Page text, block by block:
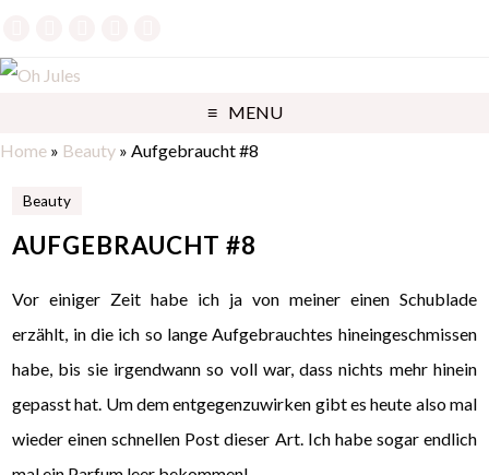
MENU
Home » Beauty » Aufgebraucht #8
Beauty
AUFGEBRAUCHT #8
Vor einiger Zeit habe ich ja von meiner einen Schublade
erzählt, in die ich so lange Aufgebrauchtes hineingeschmissen
habe, bis sie irgendwann so voll war, dass nichts mehr hinein
gepasst hat. Um dem entgegenzuwirken gibt es heute also mal
wieder einen schnellen Post dieser Art. Ich habe sogar endlich